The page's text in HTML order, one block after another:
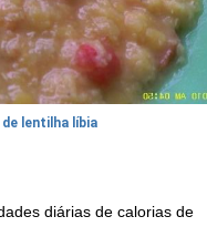
lentilha líbia
diárias de calorias de